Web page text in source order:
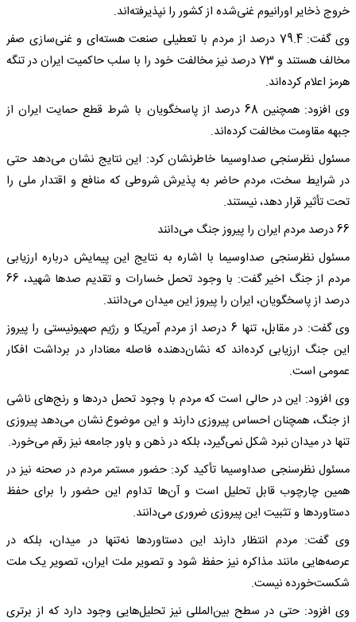
خروج ذخایر اورانیوم غنی‌شده از کشور را نپذیرفته‌اند.
وی گفت: 79.4 درصد از مردم با تعطیلی صنعت هسته‌ای و غنی‌سازی صفر
مخالف هستند و 73 درصد نیز مخالفت خود را با سلب حاکمیت ایران در تنگه
هرمز اعلام کرده‌اند.
وی افزود: همچنین 68 درصد از پاسخگویان با شرط قطع حمایت ایران از
جبهه مقاومت مخالفت کرده‌اند.
مسئول نظرسنجی صداوسیما خاطرنشان کرد: این نتایج نشان می‌دهد حتی
در شرایط سخت، مردم حاضر به پذیرش شروطی که منافع و اقتدار ملی را
تحت تأثیر قرار دهد، نیستند.
66 درصد مردم ایران را پیروز جنگ می‌دانند
مسئول نظرسنجی صداوسیما با اشاره به نتایج این پیمایش درباره ارزیابی
مردم از جنگ اخیر گفت: با وجود تحمل خسارات و تقدیم صدها شهید، 66
درصد از پاسخگویان، ایران را پیروز این میدان می‌دانند.
وی گفت: در مقابل، تنها 6 درصد از مردم آمریکا و رژیم صهیونیستی را پیروز
این جنگ ارزیابی کرده‌اند که نشان‌دهنده فاصله معنادار در برداشت افکار
عمومی است.
وی افزود: این در حالی است که مردم با وجود تحمل دردها و رنج‌های ناشی
از جنگ، همچنان احساس پیروزی دارند و این موضوع نشان می‌دهد پیروزی
تنها در میدان نبرد شکل نمی‌گیرد، بلکه در ذهن و باور جامعه نیز رقم می‌خورد.
مسئول نظرسنجی صداوسیما تأکید کرد: حضور مستمر مردم در صحنه نیز در
همین چارچوب قابل تحلیل است و آن‌ها تداوم این حضور را برای حفظ
دستاوردها و تثبیت این پیروزی ضروری می‌دانند.
وی گفت: مردم انتظار دارند این دستاوردها نه‌تنها در میدان، بلکه در
عرصه‌هایی مانند مذاکره نیز حفظ شود و تصویر ملت ایران، تصویر یک ملت
شکست‌خورده نیست.
وی افزود: حتی در سطح بین‌المللی نیز تحلیل‌هایی وجود دارد که از برتری